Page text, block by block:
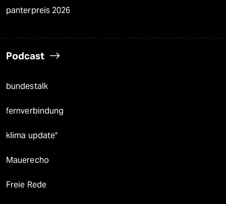
panterpreis 2026
Podcast
bundestalk
fernverbindung
klima update°
Mauerecho
Freie Rede